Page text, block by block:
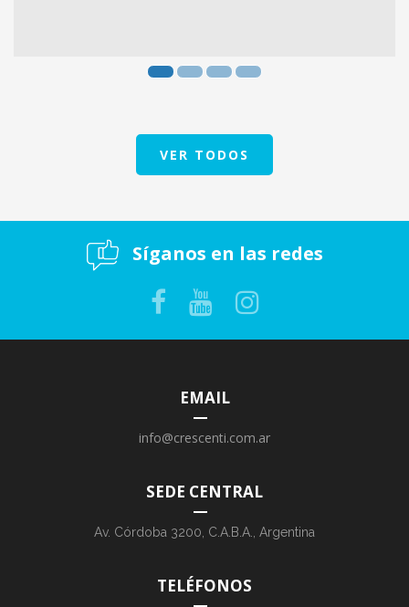
VER TODOS
Síganos en las redes
EMAIL
info@crescenti.com.ar
SEDE CENTRAL
Av. Córdoba 3200, C.A.B.A., Argentina
TELÉFONOS